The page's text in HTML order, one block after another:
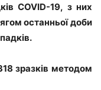
COVID-19, з них
останньої доби
зразків методом